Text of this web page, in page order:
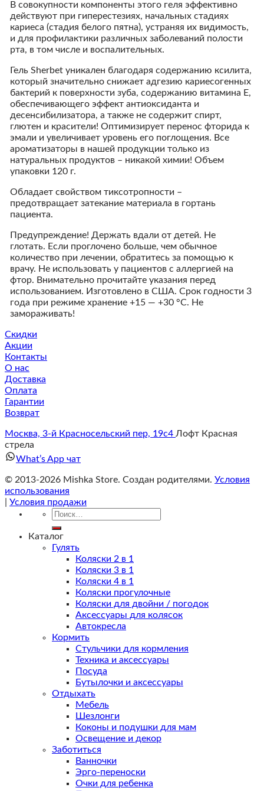
В совокупности компоненты этого геля эффективно
действуют при гиперестезиях, начальных стадиях
кариеса (стадия белого пятна), устраняя их видимость,
и для профилактики различных заболеваний полости
рта, в том числе и воспалительных.
Гель Sherbet уникален благодаря содержанию ксилита,
который значительно снижает адгезию кариесогенных
бактерий к поверхности зуба, содержанию витамина Е,
обеспечивающего эффект антиоксиданта и
десенсибилизатора, а также не содержит спирт,
глютен и красители! Оптимизирует перенос фторида к
эмали и увеличивает уровень его поглощения. Все
ароматизаторы в нашей продукции только из
натуральных продуктов – никакой химии! Объем
упаковки 120 г.
Обладает свойством тиксотропности –
предотвращает затекание материала в гортань
пациента.
Предупреждение! Держать вдали от детей. Не
глотать. Если проглочено больше, чем обычное
количество при лечении, обратитесь за помощью к
врачу. Не использовать у пациентов с аллергией на
фтор. Внимательно прочитайте указания перед
использованием. Изготовлено в США. Срок годности 3
года при режиме хранение +15 — +30 °C. Не
замораживать!
Скидки
Акции
Контакты
О нас
Доставка
Оплата
Гарантии
Возврат
Москва, 3-й Красносельский пер, 19с4 Лофт Красная
стрела
What’s App чат
© 2013-2026 Mishka Store. Cоздан родителями. Условия
использования
Условия продажи
Искать:
Каталог
Гулять
Коляски 2 в 1
Коляски 3 в 1
Коляски 4 в 1
Коляски прогулочные
Коляски для двойни / погодок
Аксессуары для колясок
Автокресла
Кормить
Стульчики для кормления
Техника и аксессуары
Посуда
Бутылочки и аксессуары
Отдыхать
Мебель
Шезлонги
Коконы и подушки для мам
Освещение и декор
Заботиться
Ванночки
Эрго-переноски
Очки для ребенка